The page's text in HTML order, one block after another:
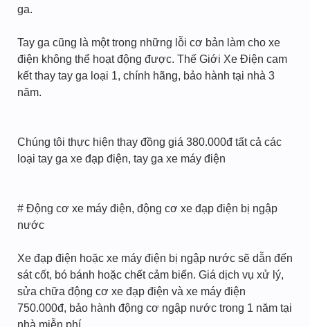
ga.
Tay ga cũng là một trong những lỗi cơ bản làm cho xe
điện không thể hoạt động được. Thế Giới Xe Điện cam
kết thay tay ga loại 1, chính hãng, bảo hành tại nhà 3
năm.
Chúng tôi thực hiện thay đồng giá 380.000đ tất cả các
loại tay ga xe đạp điện, tay ga xe máy điện
# Động cơ xe máy điện, động cơ xe đạp điện bị ngập
nước
Xe đạp điện hoặc xe máy điện bị ngập nước sẽ dẫn đến
sát cốt, bó bánh hoặc chết cảm biến. Giá dịch vụ xử lý,
sửa chữa động cơ xe đạp điện và xe máy điện
750.000đ, bảo hành động cơ ngập nước trong 1 năm tại